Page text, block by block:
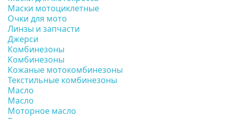
Маски мотоциклетные
Очки для мото
Линзы и запчасти
Джерси
Комбинезоны
Комбинезоны
Кожаные мотокомбинезоны
Текстильные комбинезоны
Масло
Масло
Моторное масло